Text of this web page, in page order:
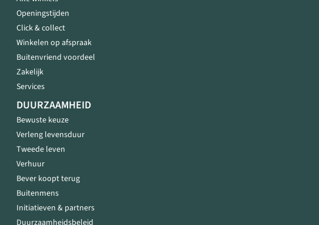
Openingstijden
Click & collect
Winkelen op afspraak
Buitenvriend voordeel
Zakelijk
Services
DUURZAAMHEID
Bewuste keuze
Verleng levensduur
Tweede leven
Verhuur
Bever koopt terug
Buitenmens
Initiatieven & partners
Duurzaamheidsbeleid